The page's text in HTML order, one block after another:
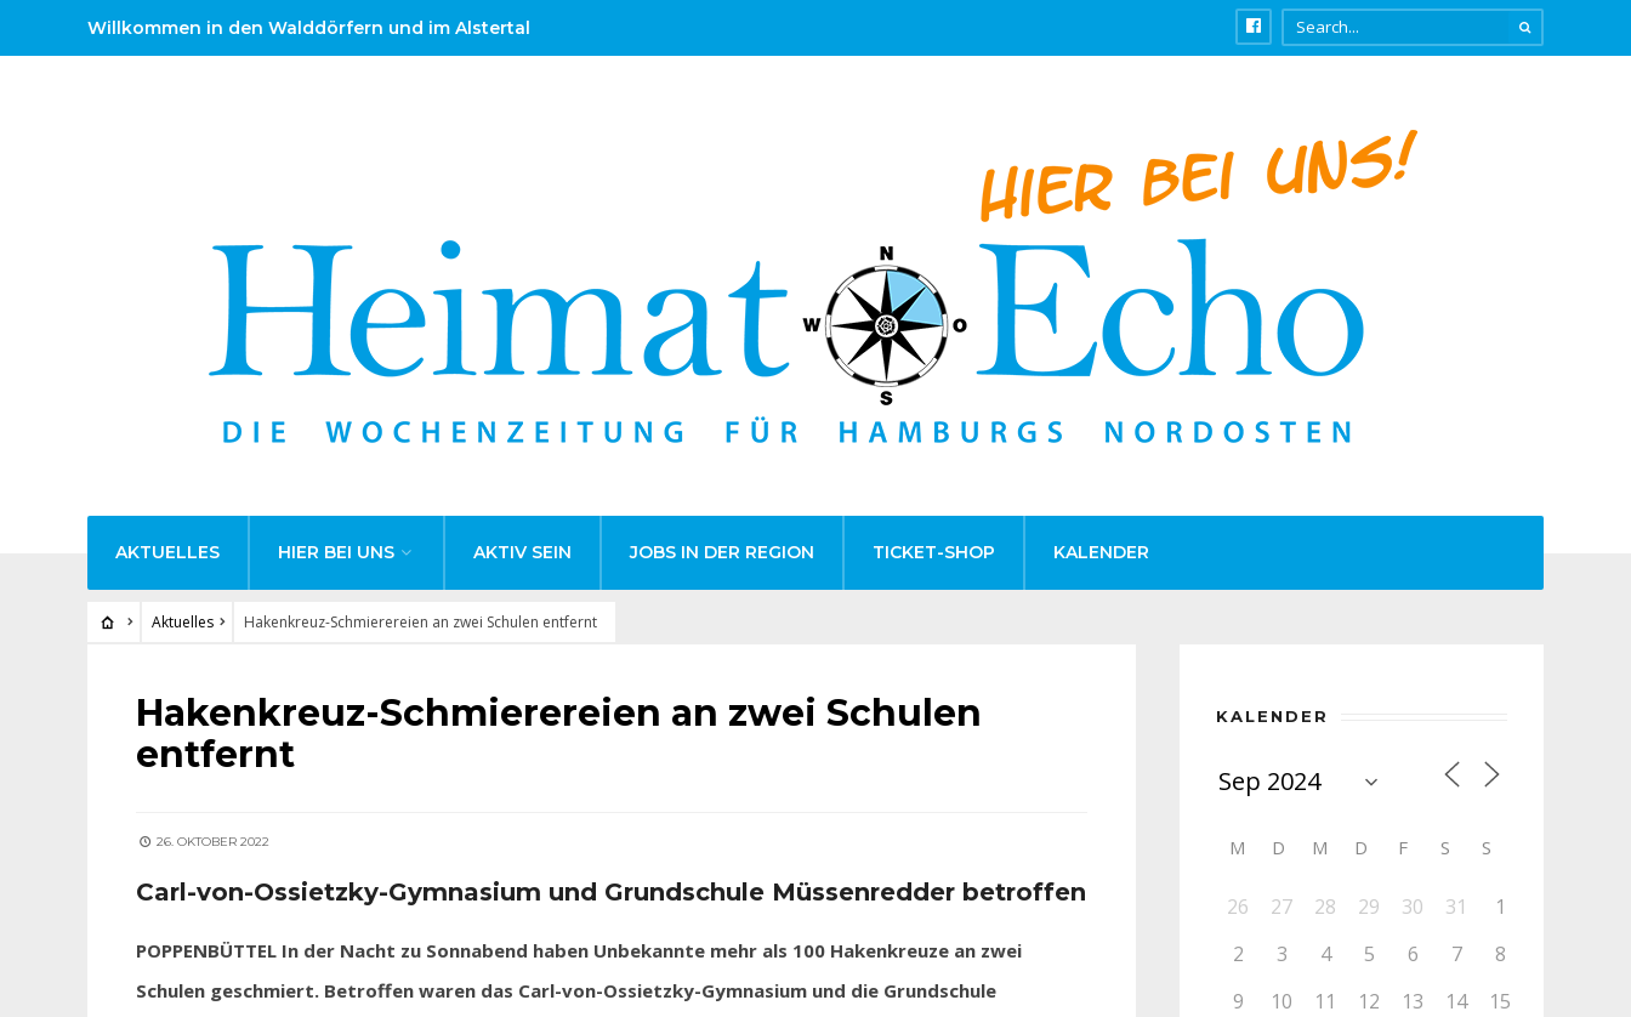
Willkommen in den Walddörfern und im Alstertal
AKTUELLES HIER BEI UNS AKTIV SEIN JOBS IN DER REGION TICKET-SHOP KALENDER
Aktuelles Hakenkreuz-Schmierereien an zwei Schulen entfernt
AKTUELLES
Hakenkreuz-Schmierereien an zwei Schulen
entfernt
26. OKTOBER 2022
Carl-von-Ossietzky-Gymnasium und Grundschule Müssenredder betroffen
POPPENBÜTTEL In der Nacht zu Sonnabend haben Unbekannte mehr als 100 Hakenkreuze an zwei
Schulen geschmiert. Betroffen waren das Carl-von-Ossietzky-Gymnasium und die Grundschule
KALENDER
M D M D F S S
26 27 28 29 30 31
1
2
3 4 5 6 7
8
9
10 11 12 13 14
15